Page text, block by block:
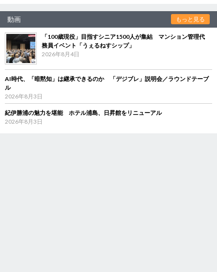
動画 もっと見る
「100歳現役」目指すシニア1500人が集結 マンション管理代
務員イベント「うぇるねすシップ」
2026年8月4日
AI時代、「暗黙知」は継承できるのか 「デジブレ」説明会／ラウンドテーブ
ル
2026年8月3日
紀伊勝浦の魅力を堪能 ホテル浦島、日昇館をリニューアル
2026年8月3日